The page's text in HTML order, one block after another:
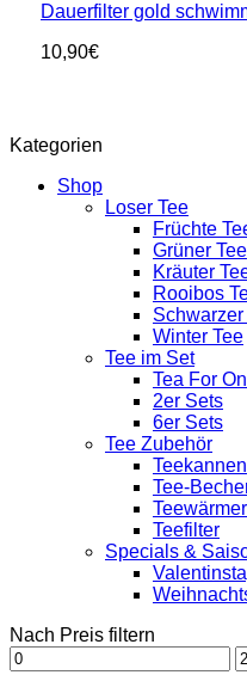
Dauerfilter gold
10,90€
Kategorien
Shop
Loser Tee
Früchte
Grüner Tee
Kräuter
Rooibos
Schwarzer
Winter Tee
Tee im Set
Tea For
2er Sets
6er Sets
Tee Zubehör
Teekannen
Tee-
Teefilter
Specials &
Nach Preis filtern
Min.